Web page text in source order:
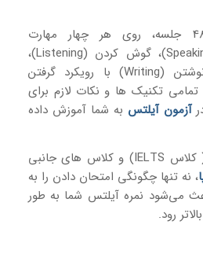
در این کلاس‌ها در 48 جلسه، روی هر چهار مهارت
اصلی صحبت کردن (Speaking)، گوش کردن (Listening)،
خواندن (Reading) و نوشتن (Writing) با رویکرد گرفتن
تکنیک‌ ها و نکات لازم برای
آزمون آیلتس به شما آموزش داده
( کلاس IELTS) و کلاس های جانبی
، نه تنها چگونگی امتحان دادن را به
می‌شود نمره آیلتس شما به طور